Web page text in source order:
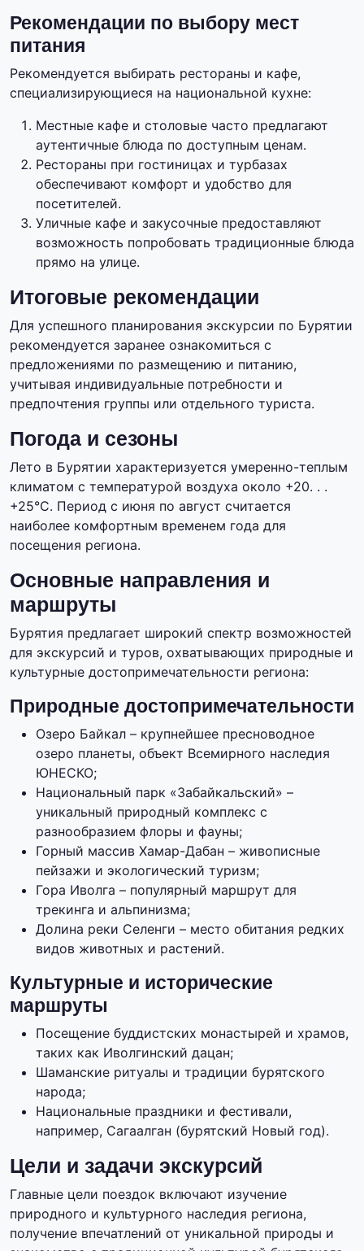
Рекомендации по выбору мест
питания
Рекомендуется выбирать рестораны и кафе,
специализирующиеся на национальной кухне:
Местные кафе и столовые часто предлагают
аутентичные блюда по доступным ценам.
Рестораны при гостиницах и турбазах
обеспечивают комфорт и удобство для
посетителей.
Уличные кафе и закусочные предоставляют
возможность попробовать традиционные блюда
прямо на улице.
Итоговые рекомендации
Для успешного планирования экскурсии по Бурятии
рекомендуется заранее ознакомиться с
предложениями по размещению и питанию,
учитывая индивидуальные потребности и
предпочтения группы или отдельного туриста.
Погода и сезоны
Лето в Бурятии характеризуется умеренно-теплым
климатом с температурой воздуха около +20. . .
+25°C. Период с июня по август считается
наиболее комфортным временем года для
посещения региона.
Основные направления и
маршруты
Бурятия предлагает широкий спектр возможностей
для экскурсий и туров, охватывающих природные и
культурные достопримечательности региона:
Природные достопримечательности
Озеро Байкал – крупнейшее пресноводное
озеро планеты, объект Всемирного наследия
ЮНЕСКО;
Национальный парк «Забайкальский» –
уникальный природный комплекс с
разнообразием флоры и фауны;
Горный массив Хамар-Дабан – живописные
пейзажи и экологический туризм;
Гора Иволга – популярный маршрут для
трекинга и альпинизма;
Долина реки Селенги – место обитания редких
видов животных и растений.
Культурные и исторические
маршруты
Посещение буддистских монастырей и храмов,
таких как Иволгинский дацан;
Шаманские ритуалы и традиции бурятского
народа;
Национальные праздники и фестивали,
например, Сагаалган (бурятский Новый год).
Цели и задачи экскурсий
Главные цели поездок включают изучение
природного и культурного наследия региона,
получение впечатлений от уникальной природы и